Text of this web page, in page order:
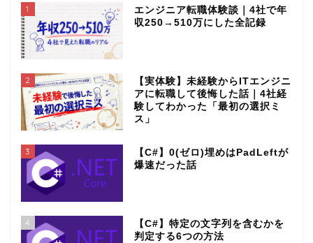
1
エンジニア転職体験談｜4社で年
収250→510万にした全記録
2
【実体験】未経験からITエンジニ
アに転職して後悔した話｜4社経
験してわかった「最初の選択ミ
ス」
3
【C#】0(ゼロ)埋めはPadLeftが
爆速だった話
4
【C#】特定の文字列を含むかを
判定する6つの方法